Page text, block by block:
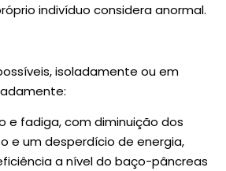
indivíduo considera anormal.
isoladamente ou em
e fadiga, com diminuição dos
e um desperdício de energia,
a nível do baço-pâncreas